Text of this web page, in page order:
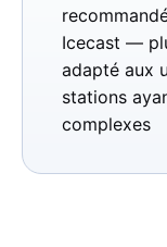
Icecast —
adapté aux
stations
complexes